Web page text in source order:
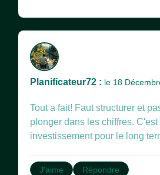
Planificateur72 : le 18
Tout a fait! Faut structurer et
plonger dans les chiffres. C'est
investissement pour le long
J'aime Répondre